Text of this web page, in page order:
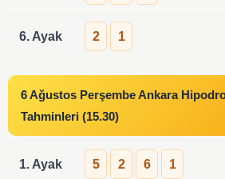
6. Ayak 2 1
6 Ağustos Perşembe Ankara
Tahminleri (15.30)
1. Ayak 5 2 6 1